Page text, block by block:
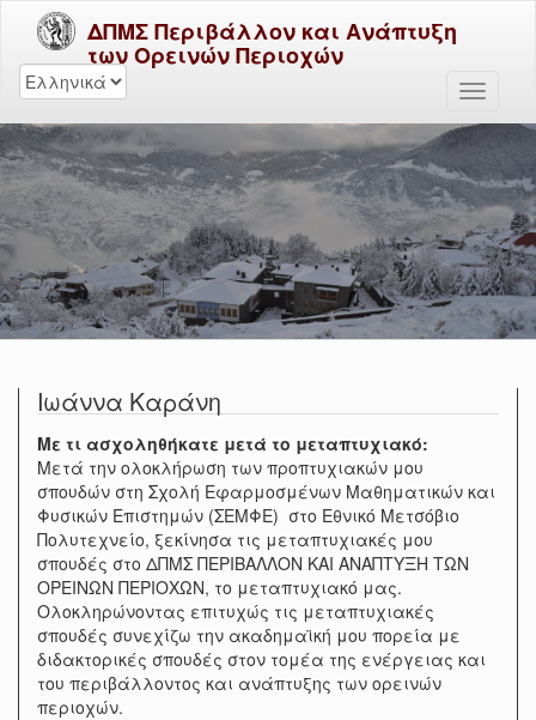
ΔΠΜΣ Περιβάλλον και Ανάπτυξη
των Ορεινών Περιοχών
Ιωάννα Καράνη
Με τι ασχοληθήκατε μετά το μεταπτυχιακό:
Μετά την ολοκλήρωση των προπτυχιακών μου
σπουδών στη Σχολή Εφαρμοσμένων Μαθηματικών και
Φυσικών Επιστημών (ΣΕΜΦΕ) στο Εθνικό Μετσόβιο
Πολυτεχνείο, ξεκίνησα τις μεταπτυχιακές μου
σπουδές στο ΔΠΜΣ ΠΕΡΙΒΑΛΛΟΝ ΚΑΙ ΑΝΑΠΤΥΞΗ ΤΩΝ
ΟΡΕΙΝΩΝ ΠΕΡΙΟΧΩΝ, το μεταπτυχιακό μας.
Ολοκληρώνοντας επιτυχώς τις μεταπτυχιακές
σπουδές συνεχίζω την ακαδημαϊκή μου πορεία με
διδακτορικές σπουδές στον τομέα της ενέργειας και
του περιβάλλοντος και ανάπτυξης των ορεινών
περιοχών.